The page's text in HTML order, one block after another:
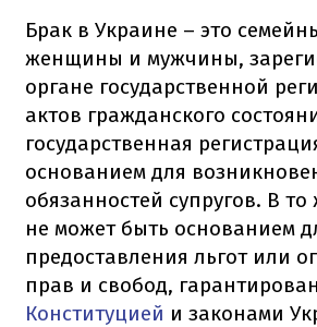
Брак в Украине – это
женщины и мужчины,
органе государственной
актов гражданского
государственная
основанием для
обязанностей супругов. В
не может быть основанием
предоставления льгот или
прав и свобод,
Конституцией и законами